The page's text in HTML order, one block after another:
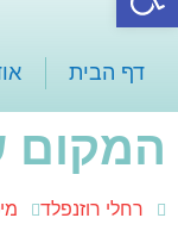
דף הבית
המקום
רחלי רוזנפלד